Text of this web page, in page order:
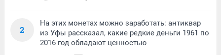
2
На этих монетах можно заработать: антиквар
из Уфы рассказал, какие редкие деньги 1961 по
2016 год обладают ценностью